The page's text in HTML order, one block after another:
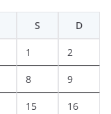
S D
1 2
8 9
15 16